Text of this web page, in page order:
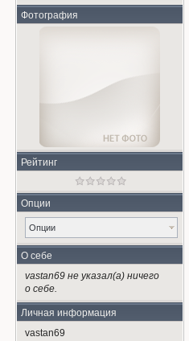
Фотография
Рейтинг
Опции
Опции
О себе
vastan69 не указал(а) ничего
о себе.
Личная информация
vastan69